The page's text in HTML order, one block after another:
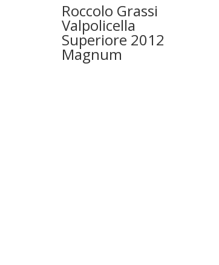
Roccolo Grassi
Valpolicella
Superiore 2012
Magnum